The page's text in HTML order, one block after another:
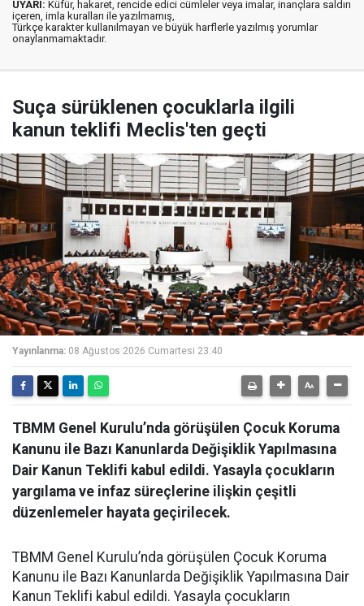
UYARI: Küfür, hakaret, rencide edici cümleler veya imalar, inançlara saldırı
içeren, imla kuralları ile yazılmamış,
Türkçe karakter kullanılmayan ve büyük harflerle yazılmış yorumlar
onaylanmamaktadır.
Suça sürüklenen çocuklarla ilgili
kanun teklifi Meclis'ten geçti
Yayınlanma: 08 Ağustos 2026 Cumartesi 23:40
TBMM Genel Kurulu’nda görüşülen Çocuk Koruma
Kanunu ile Bazı Kanunlarda Değişiklik Yapılmasına
Dair Kanun Teklifi kabul edildi. Yasayla çocukların
yargılama ve infaz süreçlerine ilişkin çeşitli
düzenlemeler hayata geçirilecek.
TBMM Genel Kurulu’nda görüşülen Çocuk Koruma
Kanunu ile Bazı Kanunlarda Değişiklik Yapılmasına Dair
Kanun Teklifi kabul edildi. Yasayla çocukların